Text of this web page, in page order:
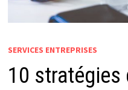
SERVICES ENTREPRISES
10 stratégies